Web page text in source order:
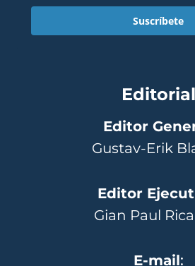
Suscríbete
Editorial
Editor
Gustav-Erik
Editor
Gian Paul
E-mail: